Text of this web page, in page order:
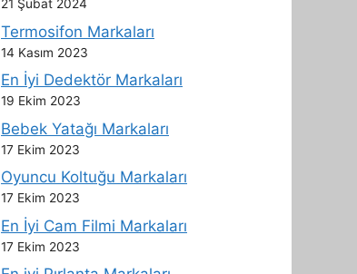
21 Şubat 2024
Termosifon Markaları
14 Kasım 2023
En İyi Dedektör Markaları
19 Ekim 2023
Bebek Yatağı Markaları
17 Ekim 2023
Oyuncu Koltuğu Markaları
17 Ekim 2023
En İyi Cam Filmi Markaları
17 Ekim 2023